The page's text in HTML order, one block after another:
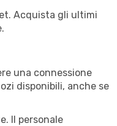
Acquista gli ultimi
una connessione
disponibili, anche se
Il personale